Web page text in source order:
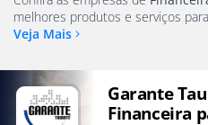
Veja Mais
Garante
Financeira